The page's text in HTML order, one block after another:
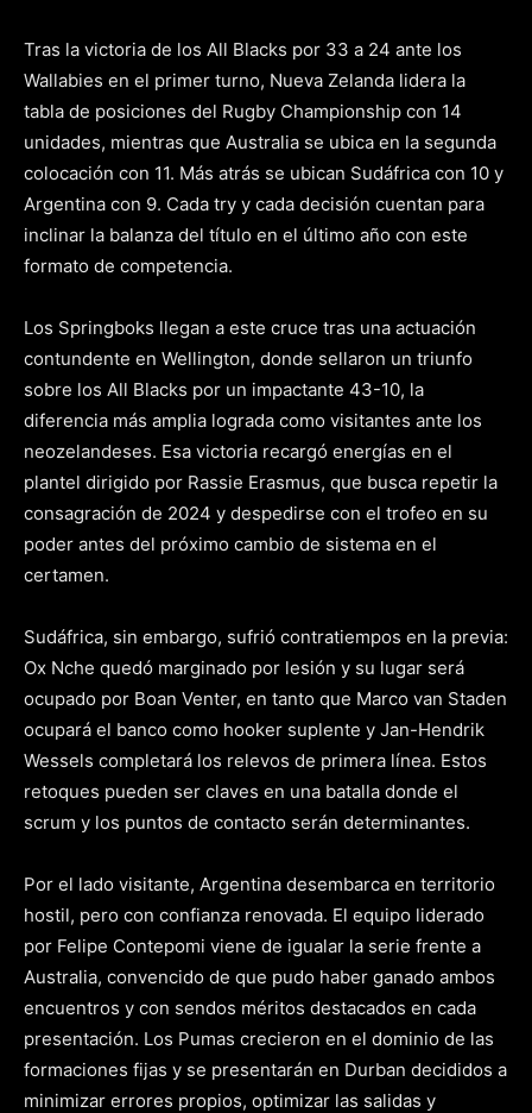
Tras la victoria de los All Blacks por 33 a 24 ante los
Wallabies en el primer turno, Nueva Zelanda lidera la
tabla de posiciones del Rugby Championship con 14
unidades, mientras que Australia se ubica en la segunda
colocación con 11. Más atrás se ubican Sudáfrica con 10 y
Argentina con 9. Cada try y cada decisión cuentan para
inclinar la balanza del título en el último año con este
formato de competencia.
Los Springboks llegan a este cruce tras una actuación
contundente en Wellington, donde sellaron un triunfo
sobre los All Blacks por un impactante 43-10, la
diferencia más amplia lograda como visitantes ante los
neozelandeses. Esa victoria recargó energías en el
plantel dirigido por Rassie Erasmus, que busca repetir la
consagración de 2024 y despedirse con el trofeo en su
poder antes del próximo cambio de sistema en el
certamen.
Sudáfrica, sin embargo, sufrió contratiempos en la previa:
Ox Nche quedó marginado por lesión y su lugar será
ocupado por Boan Venter, en tanto que Marco van Staden
ocupará el banco como hooker suplente y Jan-Hendrik
Wessels completará los relevos de primera línea. Estos
retoques pueden ser claves en una batalla donde el
scrum y los puntos de contacto serán determinantes.
Por el lado visitante, Argentina desembarca en territorio
hostil, pero con confianza renovada. El equipo liderado
por Felipe Contepomi viene de igualar la serie frente a
Australia, convencido de que pudo haber ganado ambos
encuentros y con sendos méritos destacados en cada
presentación. Los Pumas crecieron en el dominio de las
formaciones fijas y se presentarán en Durban decididos a
minimizar errores propios, optimizar las salidas y